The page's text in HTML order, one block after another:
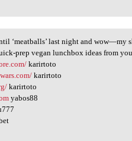
‘meatballs’ last night and wow—my
prep vegan lunchbox ideas from
karirtoto
karirtoto
karirtoto
yabos88